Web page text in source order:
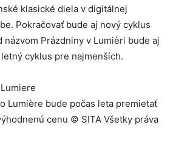
klasické diela v digitálnej
Pokračovať bude aj nový cyklus
názvom Prázdniny v Lumièri bude aj
cyklus pre najmenších.
Lumière bude počas leta premietať
cenu © SITA Všetky práva